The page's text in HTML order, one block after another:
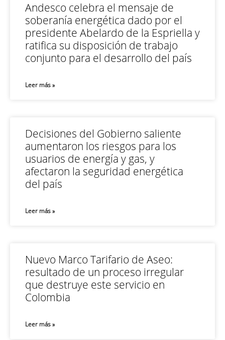
Andesco celebra el mensaje de
soberanía energética dado por el
presidente Abelardo de la Espriella y
ratifica su disposición de trabajo
conjunto para el desarrollo del país
Leer más »
Decisiones del Gobierno saliente
aumentaron los riesgos para los
usuarios de energía y gas, y
afectaron la seguridad energética
del país
Leer más »
Nuevo Marco Tarifario de Aseo:
resultado de un proceso irregular
que destruye este servicio en
Colombia
Leer más »